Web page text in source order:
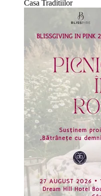
Casa Traditiilor